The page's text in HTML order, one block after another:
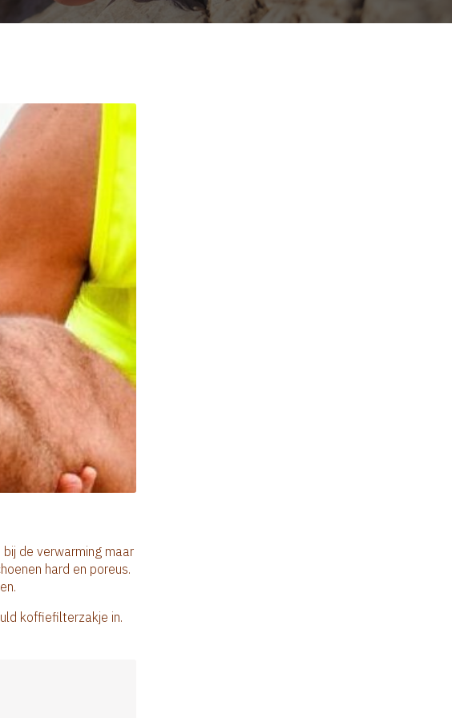
de verwarming maar
hard en poreus.
koffiefilterzakje in.